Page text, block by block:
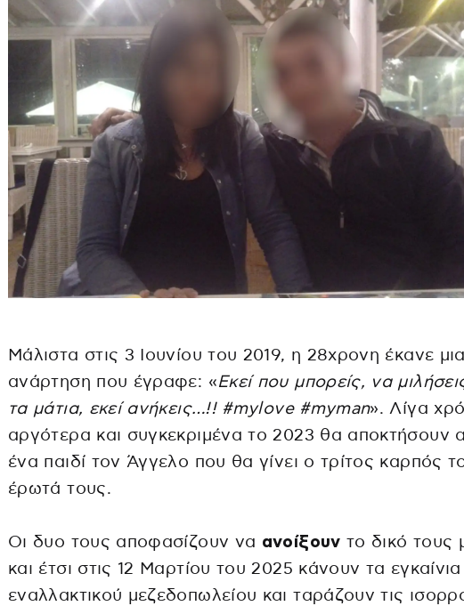
Μάλιστα στις 3 Ιουνίου του 2019, η 28χρονη έκανε
ανάρτηση που έγραφε: «Εκεί που μπορείς, να
τα μάτια, εκεί ανήκεις…!! #mylove #myman». Λίγα
αργότερα και συγκεκριμένα το 2023 θα αποκτήσουν
ένα παιδί τον Άγγελο που θα γίνει ο τρίτος καρπός
έρωτά τους.
Οι δυο τους αποφασίζουν να ανοίξουν το δικό τους
και έτσι στις 12 Μαρτίου του 2025 κάνουν τα
εναλλακτικού μεζεδοπωλείου και ταράζουν τις